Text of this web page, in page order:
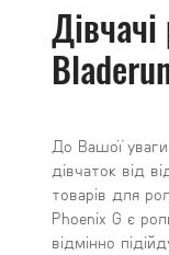
До Вашої
дівчаток від
товарів для
Phoenix G є
відмінно